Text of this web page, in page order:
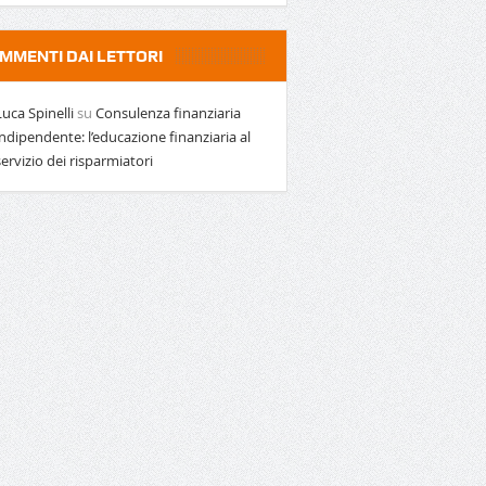
DAI LETTORI
Spinellisu Consulenza finanziaria
l’educazione finanziaria al
dei risparmiatori